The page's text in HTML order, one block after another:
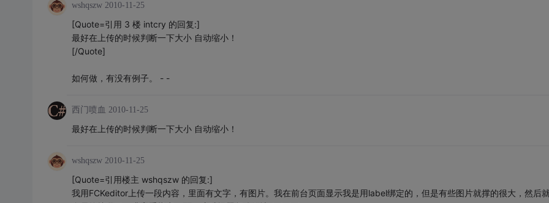
wshqszw 2010-11-25
[Quote=引用 3 楼 intcry 的回复:]
最好在上传的时候判断一下大小 自动缩小！
[/Quote]
如何做，有没有例子。 - -
西门喷血 2010-11-25
最好在上传的时候判断一下大小 自动缩小！
wshqszw 2010-11-25
[Quote=引用楼主 wshqszw 的回复:]
我用FCKeditor上传一段内容，里面有文字，有图片。我在前台页面显示我是用label绑定的，但是有些图片就撑的很大，然后